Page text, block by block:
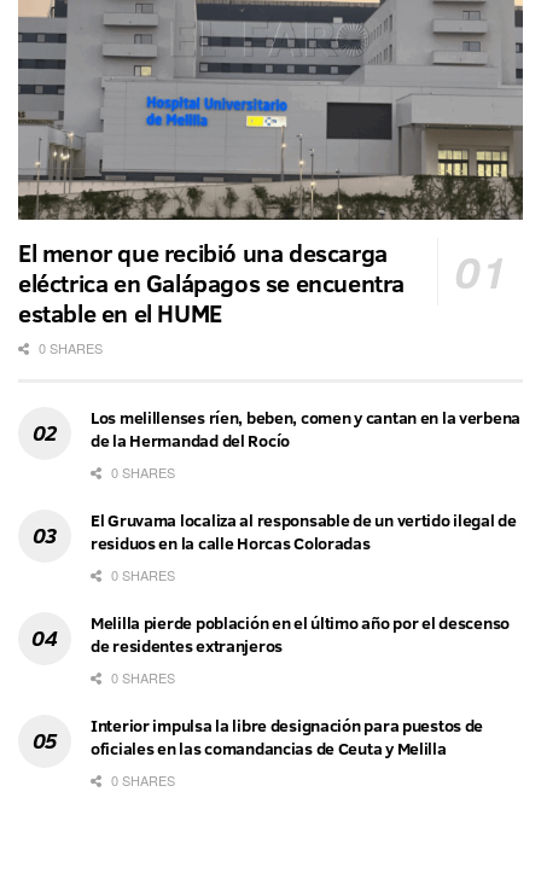
El menor que recibió una descarga
eléctrica en Galápagos se encuentra
estable en el HUME
0 SHARES
Los melillenses ríen, beben, comen y cantan en la verbena
de la Hermandad del Rocío
0 SHARES
El Gruvama localiza al responsable de un vertido ilegal de
residuos en la calle Horcas Coloradas
0 SHARES
Melilla pierde población en el último año por el descenso
de residentes extranjeros
0 SHARES
Interior impulsa la libre designación para puestos de
oficiales en las comandancias de Ceuta y Melilla
0 SHARES